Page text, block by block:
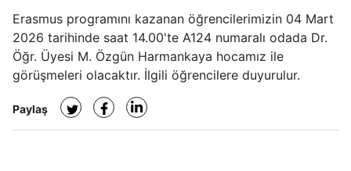
Erasmus programını kazanan öğrencilerimizin 04 Mart
2026 tarihinde saat 14.00'te A124 numaralı odada Dr.
Öğr. Üyesi M. Özgün Harmankaya hocamız ile
görüşmeleri olacaktır. İlgili öğrencilere duyurulur.
Paylaş